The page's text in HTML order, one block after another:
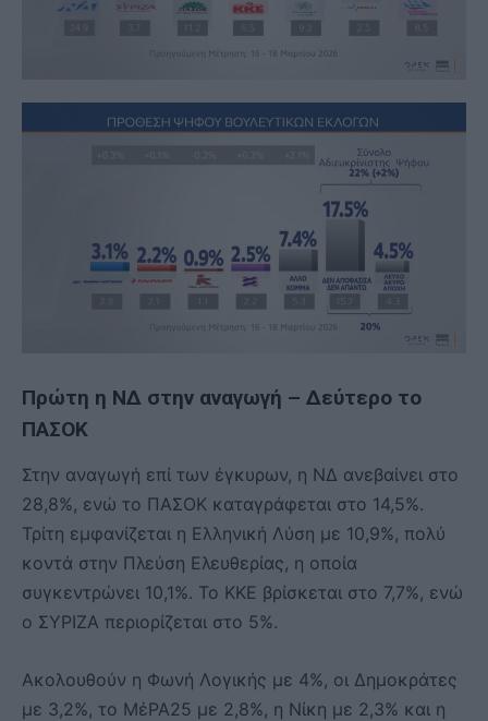
Πρώτη η ΝΔ στην αναγωγή – Δεύτερο το
ΠΑΣΟΚ
Στην αναγωγή επί των έγκυρων, η ΝΔ ανεβαίνει στο
28,8%, ενώ το ΠΑΣΟΚ καταγράφεται στο 14,5%.
Τρίτη εμφανίζεται η Ελληνική Λύση με 10,9%, πολύ
κοντά στην Πλεύση Ελευθερίας, η οποία
συγκεντρώνει 10,1%. Το ΚΚΕ βρίσκεται στο 7,7%, ενώ
ο ΣΥΡΙΖΑ περιορίζεται στο 5%.
Ακολουθούν η Φωνή Λογικής με 4%, οι Δημοκράτες
με 3,2%, το ΜέΡΑ25 με 2,8%, η Νίκη με 2,3% και η